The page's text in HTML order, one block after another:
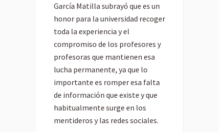
García Matilla subrayó que es un
honor para la universidad recoger
toda la experiencia y el
compromiso de los profesores y
profesoras que mantienen esa
lucha permanente, ya que lo
importante es romper esa falta
de información que existe y que
habitualmente surge en los
mentideros y las redes sociales.